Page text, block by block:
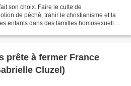
son choix. Faire le culte de
de péché, trahir le christianisme et la
enfants dans des familles homosexuelles,
prête à fermer France
Cluzel)